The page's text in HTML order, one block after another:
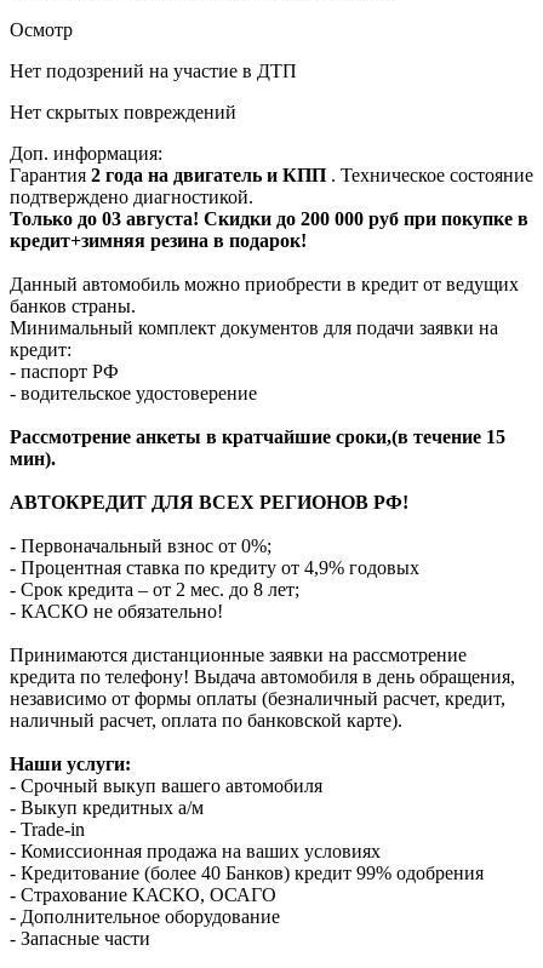
Осмотр
Нет подозрений на участие в ДТП
Нет скрытых повреждений
Доп. информация:
Гарантия 2 года на двигатель и КПП . Техническое состояние
подтверждено диагностикой.
Только до 03 августа! Скидки до 200 000 руб при покупке в
кредит+зимняя резина в подарок!
Данный автомобиль можно приобрести в кредит от ведущих
банков страны.
Минимальный комплект документов для подачи заявки на
кредит:
- паспорт РФ
- водительское удостоверение
Рассмотрение анкеты в кратчайшие сроки,(в течение 15
мин).
АВТОКРЕДИТ ДЛЯ ВСЕХ РЕГИОНОВ РФ!
- Первоначальный взнос от 0%;
- Процентная ставка по кредиту от 4,9% годовых
- Срок кредита – от 2 мес. до 8 лет;
- КАСКО не обязательно!
Принимаются дистанционные заявки на рассмотрение
кредита по телефону! Выдача автомобиля в день обращения,
независимо от формы оплаты (безналичный расчет, кредит,
наличный расчет, оплата по банковской карте).
Наши услуги:
- Срочный выкуп вашего автомобиля
- Выкуп кредитных а/м
- Trade-in
- Комиссионная продажа на ваших условиях
- Кредитование (более 40 Банков) кредит 99% одобрения
- Страхование КАСКО, ОСАГО
- Дополнительное оборудование
- Запасные части